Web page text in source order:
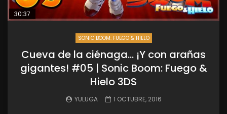
30:37
SONIC BOOM: FUEGO & HIELO
Cueva de la ciénaga… ¡Y con arañas
gigantes! #05 | Sonic Boom: Fuego &
Hielo 3DS
YULUGA 1 OCTUBRE, 2016